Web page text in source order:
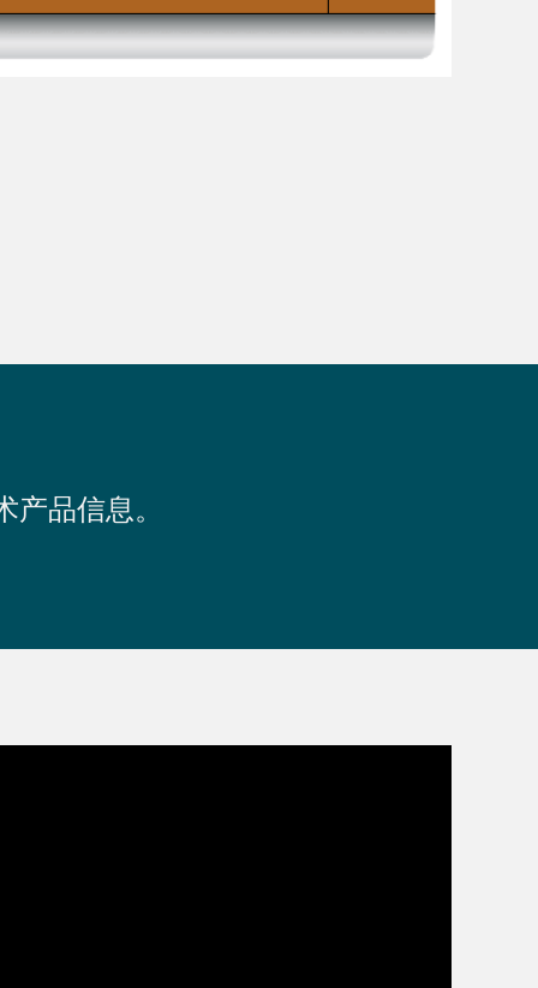
品信息。